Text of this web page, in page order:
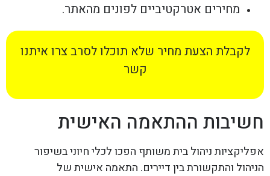
מחירים אטרקטיביים לפונים מהאתר.
לקבלת הצעת מחיר שלא תוכלו לסרב צרו איתנו
קשר
חשיבות ההתאמה האישית
אפליקציות ניהול בית משותף הפכו לכלי חיוני בשיפור
הניהול והתקשורת בין דיירים. התאמה אישית של